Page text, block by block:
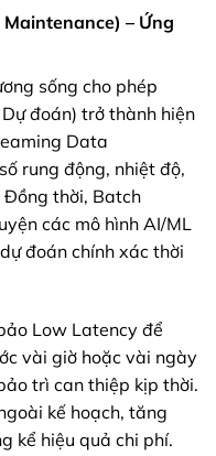
– Ứng
sống cho phép
đoán) trở thành hiện
Data
rung động, nhiệt độ,
thời, Batch
các mô hình AI/ML
đoán chính xác thời
Low Latency để
vài giờ hoặc vài ngày
trì can thiệp kịp thời.
kế hoạch, tăng
kể hiệu quả chi phí.